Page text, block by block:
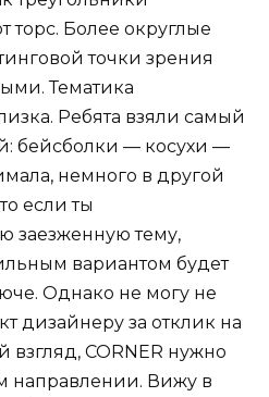
торс. Более округлые
точки зрения
Тематика
Ребята взяли самый
бейсболки — косухи —
немного в другой
если ты
заезженную тему,
вариантом будет
Однако не могу не
дизайнеру за отклик на
CORNER нужно
направлении. Вижу в